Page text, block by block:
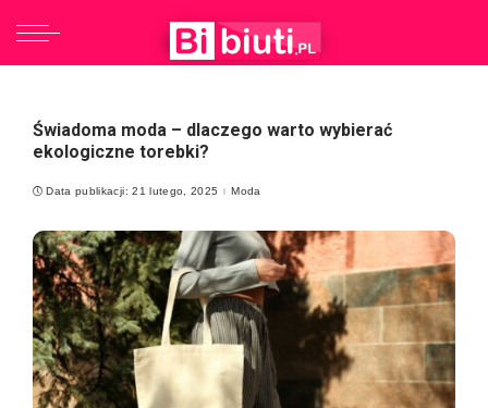
Świadoma moda – dlaczego warto wybierać
ekologiczne torebki?
Data publikacji: 21 lutego, 2025 Moda